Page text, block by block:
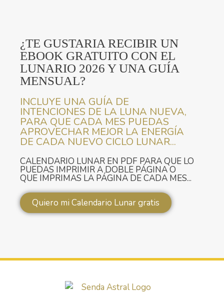
¿TE GUSTARIA RECIBIR UN
EBOOK GRATUITO CON EL
LUNARIO 2026 Y UNA GUÍA
MENSUAL?
INCLUYE UNA GUÍA DE
INTENCIONES DE LA LUNA NUEVA,
PARA QUE CADA MES PUEDAS
APROVECHAR MEJOR LA ENERGÍA
DE CADA NUEVO CICLO LUNAR...
CALENDARIO LUNAR EN PDF PARA QUE LO
PUEDAS IMPRIMIR A DOBLE PÁGINA O
QUE IMPRIMAS LA PÁGINA DE CADA MES...
Quiero mi Calendario Lunar gratis